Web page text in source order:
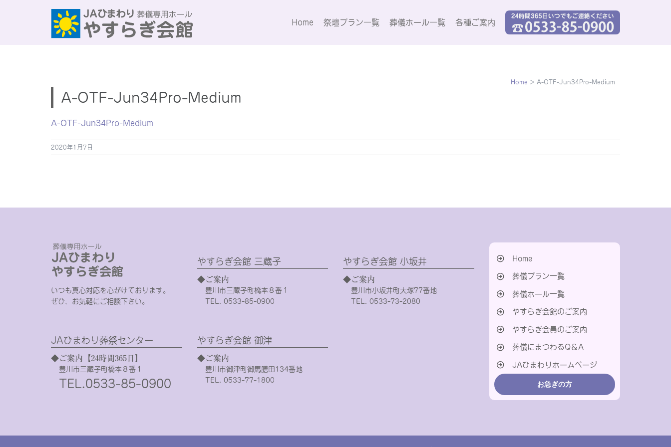
Home 祭壇プラン一覧 葬儀ホール一覧 各種ご案内
Home > A-OTF-Jun34Pro-Medium
A-OTF-Jun34Pro-Medium
A-OTF-Jun34Pro-Medium
2020年1月7日
いつも真心対応を心がけております。
ぜひ、お気軽にご相談下さい。
JAひまわり葬祭センター
◆ご案内【24時間365日】
豊川市三蔵子町橋本８番１
TEL.0533-85-0900
やすらぎ会館 三蔵子
◆ご案内
豊川市三蔵子町橋本８番１
TEL. 0533-85-0900
やすらぎ会館 御津
◆ご案内
豊川市御津町御馬膳田134番地
TEL. 0533-77-1800
やすらぎ会館 小坂井
◆ご案内
豊川市小坂井町大塚77番地
TEL. 0533-73-2080
Home
葬儀プラン一覧
葬儀ホール一覧
やすらぎ会館のご案内
やすらぎ会員のご案内
葬儀にまつわるQ＆A
JAひまわりホームページ
お急ぎの方